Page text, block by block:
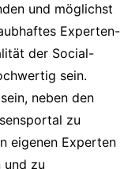
und möglichst
Experten-
der Social-
sein.
neben den
zu
eigenen Experten
und zu